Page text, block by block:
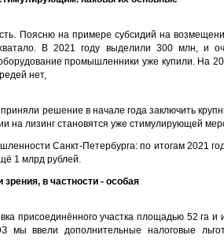
Поясню на примере субсидий на
В 2021 году выделили 300 млн, и
промышленники уже купили. На
нет,
решение в начале года заключить
на лизинг становятся уже стимулирующей
Санкт-Петербурга: по итогам 2021
1 млрд рублей.
в частности - особая
присоединённого участка площадью 52 га и
ввели дополнительные налоговые